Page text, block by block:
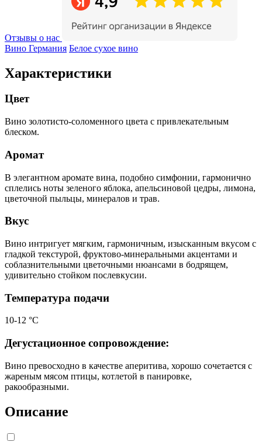
Отзывы о нас
Вино Германия Белое сухое вино
Характеристики
Цвет
Вино золотисто-соломенного цвета с привлекательным
блеском.
Аромат
В элегантном аромате вина, подобно симфонии, гармонично
сплелись ноты зеленого яблока, апельсиновой цедры, лимона,
цветочной пыльцы, минералов и трав.
Вкус
Вино интригует мягким, гармоничным, изысканным вкусом с
гладкой текстурой, фруктово-минеральными акцентами и
соблазнительными цветочными нюансами в бодрящем,
удивительно стойком послевкусии.
Температура подачи
10-12 °C
Дегустационное сопровождение:
Вино превосходно в качестве аперитива, хорошо сочетается с
жареным мясом птицы, котлетой в панировке,
ракообразными.
Описание